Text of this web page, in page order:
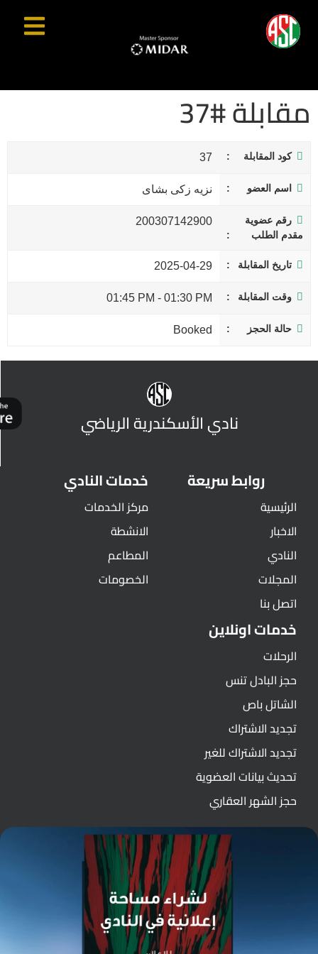
مقابلة #37
كود المقابلة 37
اسم العضو نزيه زكى بشاى
رقم عضوية
مقدم الطلب
200307142900
تاريخ المقابلة 2025-04-29
وقت المقابلة 01:30 PM
-
01:45 PM
حالة الحجز Booked
نادي الأسكندرية الرياضي
روابط سريعة
الرئيسية
الاخبار
النادي
المجلات
اتصل بنا
خدمات النادي
مركز الخدمات
الانشطة
المطاعم
الخصومات
خدمات اونلاين
الرحلات
حجز البادل تنس
الشاتل باص
تجديد الاشتراك
تجديد الاشتراك للغير
تحديث بيانات العضوية
حجز الشهر العقاري